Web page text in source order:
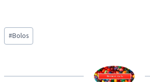
d
i
g
Post
Tags:
#Bolos